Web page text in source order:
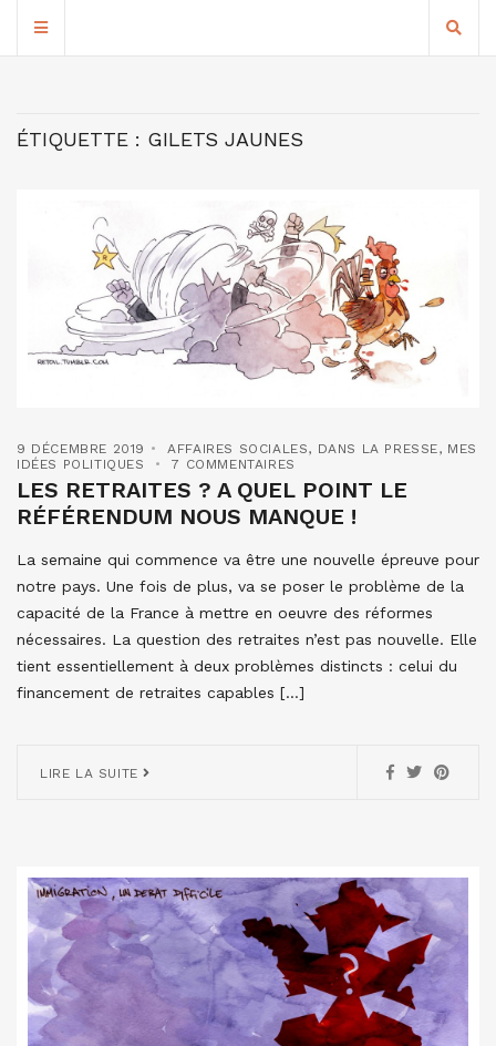
ÉTIQUETTE : GILETS JAUNES
9 DÉCEMBRE 2019 AFFAIRES SOCIALES, DANS LA PRESSE, MES
IDÉES POLITIQUES
7 COMMENTAIRES
LES RETRAITES ? A QUEL POINT LE
RÉFÉRENDUM NOUS MANQUE !
La semaine qui commence va être une nouvelle épreuve pour
notre pays. Une fois de plus, va se poser le problème de la
capacité de la France à mettre en oeuvre des réformes
nécessaires. La question des retraites n’est pas nouvelle. Elle
tient essentiellement à deux problèmes distincts : celui du
financement de retraites capables […]
LIRE LA SUITE